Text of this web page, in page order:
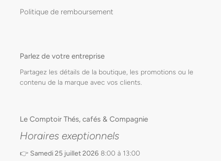
Politique de remboursement
Parlez de votre entreprise
Partagez les détails de la boutique, les promotions ou le
contenu de la marque avec vos clients.
Le Comptoir Thés, cafés & Compagnie
Horaires exeptionnels
👉 Samedi 25 juillet 2026 8:00 à 13:00